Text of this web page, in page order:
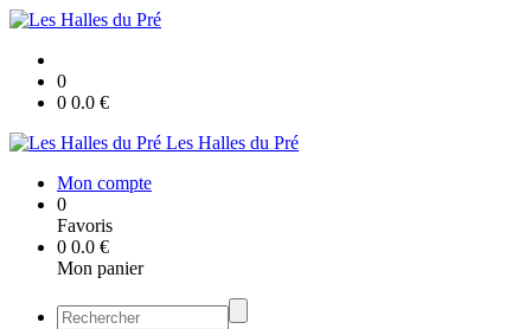
0
0 0.0 €
Les Halles du Pré
Mon compte
0
Favoris
0 0.0 €
Mon panier